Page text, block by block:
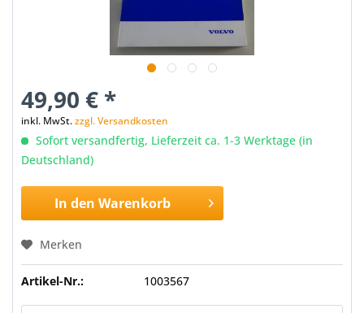
49,90 € *
inkl. MwSt.zzgl. Versandkosten
Sofort versandfertig, Lieferzeit ca. 1-3 Werktage (in
Deutschland)
In den Warenkorb
Merken
Artikel-Nr.: 1003567